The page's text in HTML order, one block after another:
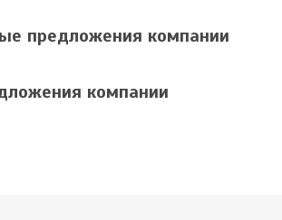
предложения компании
компании